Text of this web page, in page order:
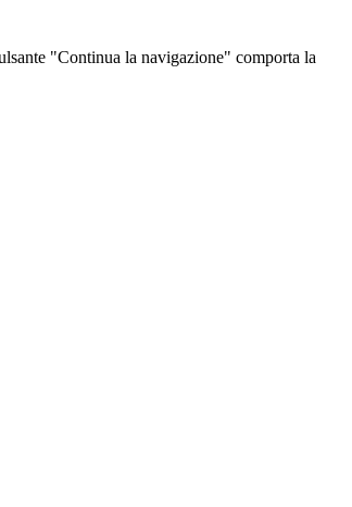
"Continua la navigazione" comporta la